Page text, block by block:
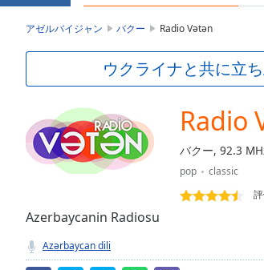
Skip
Current
-:-
Loaded:
0.00%
Seek to
currently
behind
LIVE
アゼルバイジャン バクー Radio Vətən
ウクライナと共に立
Radio
バクー, 92.3
pop
classic
Azerbaycanin Radiosu
Azərbaycan dili